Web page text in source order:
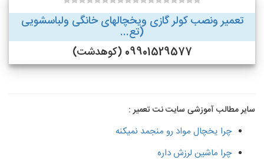
تعمیر ونصب کولر گازی ویخچالهای خانگی ولباسشویی
(تع...
09901529577 (کوهدشت)
سایر مطالب آموزشی سایت نت تعمیر :
چرا یخچال مواد رو منجمد نمیکنه
چرا ماشین لرزش داره